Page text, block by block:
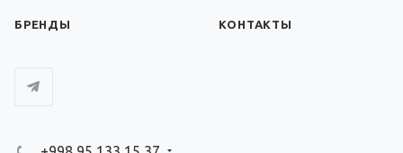
БРЕНДЫ КОНТАКТЫ